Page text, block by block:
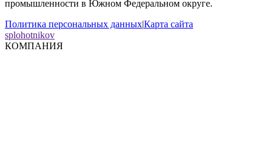
промышленности в Южном Федеральном округе.
Политика персональных данных|Карта сайта
splohotnikov
КОМПАНИЯ